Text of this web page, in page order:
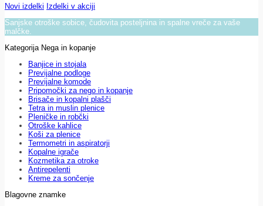
Novi izdelki Izdelki v akciji
Sanjske otroške sobice, čudovita posteljnina in spalne vreče za vaše
malčke.
Kategorija Nega in kopanje
Banjice in stojala
Previjalne podloge
Previjalne komode
Pripomočki za nego in kopanje
Brisače in kopalni plašči
Tetra in muslin plenice
Pleničke in robčki
Otroške kahlice
Koši za plenice
Termometri in aspiratorji
Kopalne igrače
Kozmetika za otroke
Antirepelenti
Kreme za sončenje
Blagovne znamke